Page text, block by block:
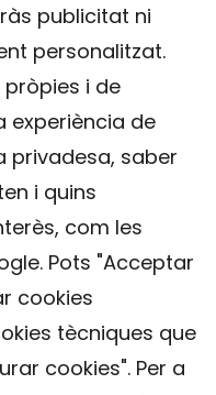
publicitat ni
personalitzat.
i de
experiència de
privadesa, saber
i quins
com les
Pots "Acceptar
cookies
tècniques que
cookies". Per a